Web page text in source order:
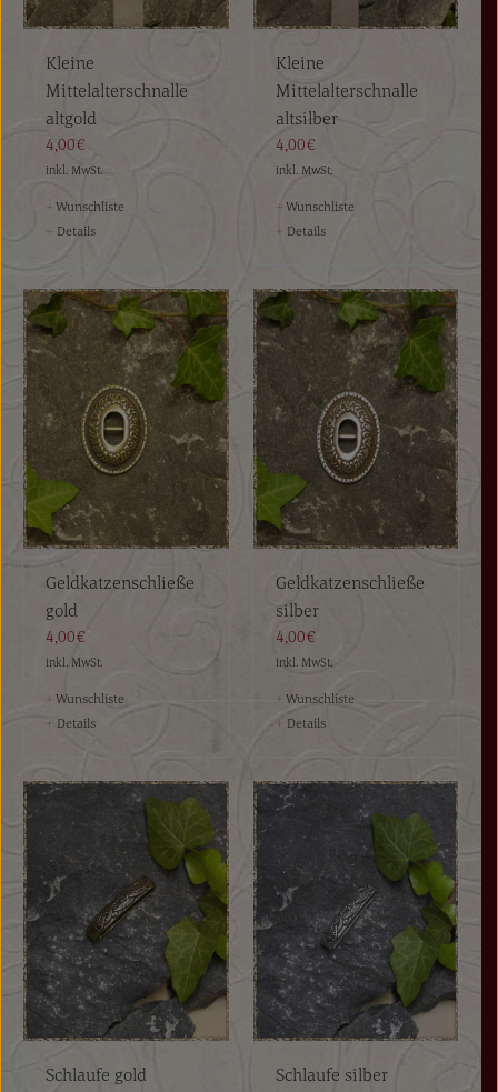
Kleine
Mittelalterschnalle
altgold
4,00€
inkl. MwSt.
+ Wunschliste
+ Details
Kleine
Mittelalterschnalle
altsilber
4,00€
inkl. MwSt.
+ Wunschliste
+ Details
Geldkatzenschließe
gold
4,00€
inkl. MwSt.
+ Wunschliste
+ Details
Geldkatzenschließe
silber
4,00€
inkl. MwSt.
+ Wunschliste
+ Details
Schlaufe gold Schlaufe silber